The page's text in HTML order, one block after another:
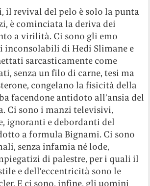
il revival del pelo è solo la punta
è cominciata la deriva dei
a virilità. Ci sono gli emo
inconsolabili di Hedi Slimane e
sarcasticamente come
senza un filo di carne, tesi ma
congelano la fisicità della
facendone antidoto all’ansia del
Ci sono i manzi televisivi,
ignoranti e debordanti del
a formula Bignami. Ci sono
senza infamia né lode,
di palestre, per i quali il
e dell’eccentricità sono le
E ci sono, infine, gli uomini